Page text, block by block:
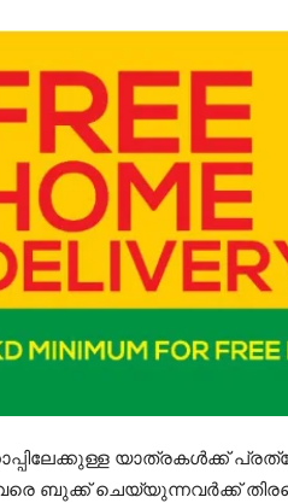
യാത്രകൾക്ക്
ബുക്ക് ചെയ്യുന്നവർക്ക്